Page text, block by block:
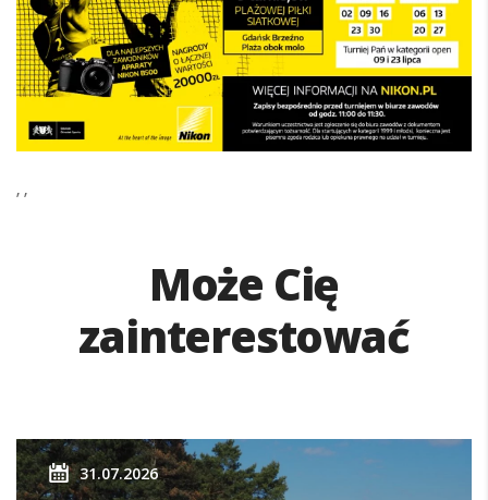
’ ’
Może Cię
zainterestować
31.07.2026